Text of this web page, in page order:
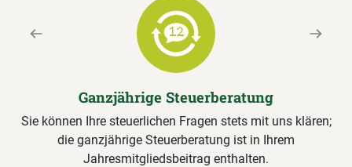
Ganzjährige Steuerberatung
Sie können Ihre steuerlichen Fragen stets mit uns klären;
die ganzjährige Steuerberatung ist in Ihrem
Jahresmitgliedsbeitrag enthalten.
Previous Next